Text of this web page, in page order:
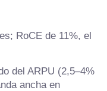
RoCE de 11%, el
del ARPU (2,5–4%
ancha en